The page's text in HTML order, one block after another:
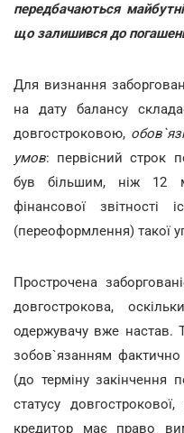
передбачаються
що залишився до
Для визнання
на дату балансу
довгостроковою,
умов: первісний строк
був більшим, ніж 12
фінансової звітності
(переоформлення) такої
Прострочена
довгострокова,
одержувачу вже настав.
зобов`язанням
(до терміну закінчення
статусу
кредитор має право